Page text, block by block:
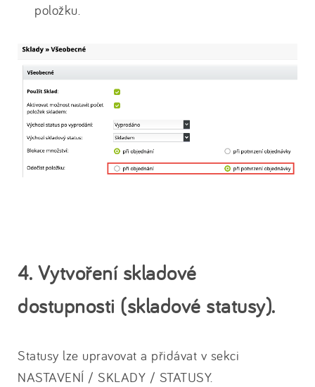
položku.
4. Vytvoření skladové
dostupnosti (skladové statusy).
Statusy lze upravovat a přidávat v sekci
NASTAVENÍ / SKLADY / STATUSY.